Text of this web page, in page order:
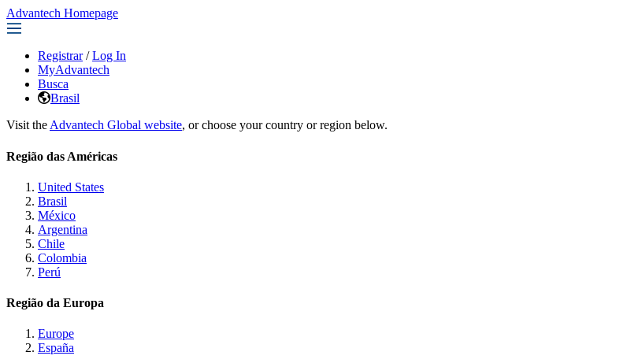
Advantech Homepage
Registrar / Log In
MyAdvantech
Busca
Brasil
Visit the Advantech Global website, or choose your country or region below.
Região das Américas
United States
Brasil
México
Argentina
Chile
Colombia
Perú
Região da Europa
Europe
España